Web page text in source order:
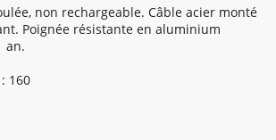
non rechargeable. Câble acier monté
Poignée résistante en aluminium
an.
160